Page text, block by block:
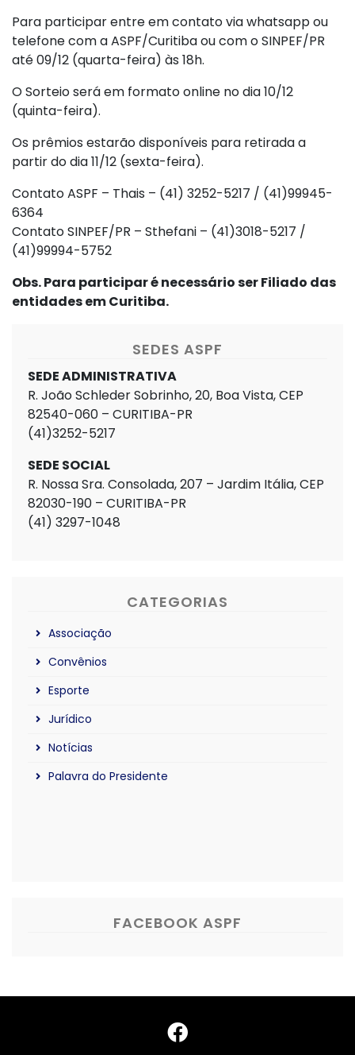
Para participar entre em contato via whatsapp ou
telefone com a ASPF/Curitiba ou com o SINPEF/PR
até 09/12 (quarta-feira) às 18h.
O Sorteio será em formato online no dia 10/12
(quinta-feira).
Os prêmios estarão disponíveis para retirada a
partir do dia 11/12 (sexta-feira).
Contato ASPF – Thais – (41) 3252-5217 / (41)99945-
6364
Contato SINPEF/PR – Sthefani – (41)3018-5217 /
(41)99994-5752
Obs. Para participar é necessário ser Filiado das
entidades em Curitiba.
SEDES ASPF
SEDE ADMINISTRATIVA
R. João Schleder Sobrinho, 20, Boa Vista, CEP
82540-060 – CURITIBA-PR
(41)3252-5217
SEDE SOCIAL
R. Nossa Sra. Consolada, 207 – Jardim Itália, CEP
82030-190 – CURITIBA-PR
(41) 3297-1048
CATEGORIAS
Associação
Convênios
Esporte
Jurídico
Notícias
Palavra do Presidente
FACEBOOK ASPF